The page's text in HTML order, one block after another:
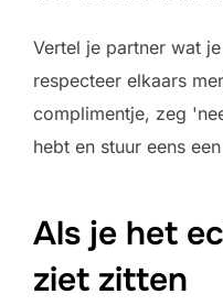
Vertel je partner wat
respecteer elkaars
complimentje, zeg
hebt en stuur eens
Als je het
ziet zitten